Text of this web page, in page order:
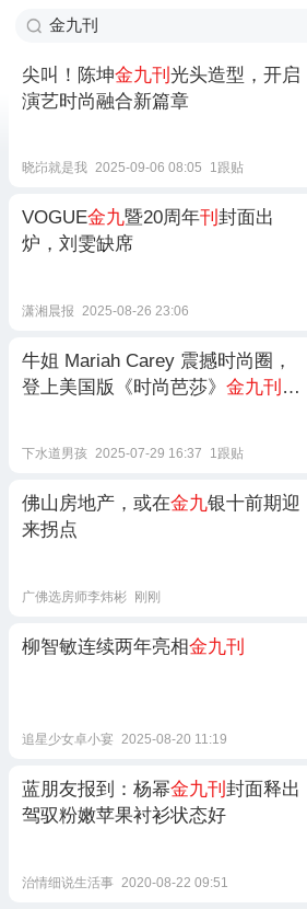
尖叫！陈坤金九刊 光头造型，开启
演艺时尚融合新篇章
晓岇就是我 2025-09-06 08:05 1跟贴
VOGUE金九暨20周年刊 封面出
炉，刘雯缺席
潇湘晨报 2025-08-26 23:06
牛姐 Mariah Carey 震撼时尚圈，
登上美国版《时尚芭莎》 金九刊 封
下水道男孩 2025-07-29 16:37 1跟贴
佛山房地产，或在金九银十前期迎
来拐点
广佛选房师李炜彬 刚刚
柳智敏连续两年亮相金九刊
追星少女卓小宴 2025-08-20 11:19
蓝朋友报到：杨幂金九刊 封面释出
驾驭粉嫩苹果衬衫状态好
治情细说生活事 2020-08-22 09:51